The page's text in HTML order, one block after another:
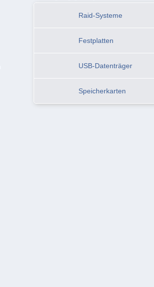
Raid-Systeme
Festplatten
USB-Datenträger
Speicherkarten